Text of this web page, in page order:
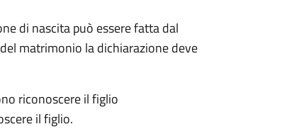
di nascita può essere fatta dal
matrimonio la dichiarazione deve
riconoscere il figlio
il figlio.